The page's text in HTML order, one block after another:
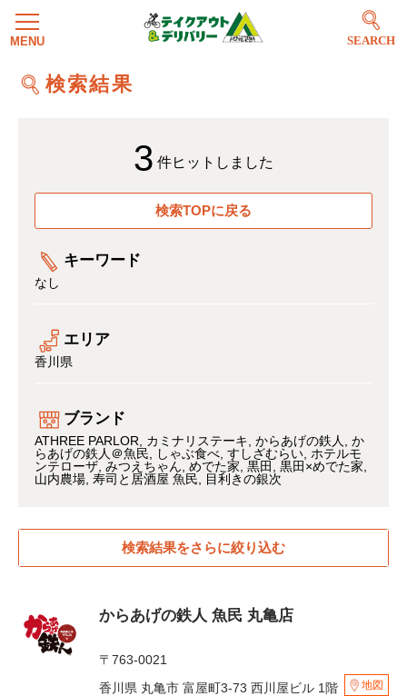
SEARCH
検索結果
3 件ヒットしました
検索TOPに戻る
キーワード
なし
エリア
香川県
ブランド
ATHREE PARLOR カミナリステーキ からあげの鉄人
か
らあげの鉄人＠魚民
しゃぶ食べ すしざむらい ホテルモ
ンテローザ みつえちゃん めでた家 黒田
黒田×めでた家
山内農場 寿司と居酒屋 魚民 目利きの銀次
検索結果をさらに絞り込む
からあげの鉄人 魚民 丸亀店
〒763-0021
香川県 丸亀市 富屋町3-73 西川屋ビル 1階
地図